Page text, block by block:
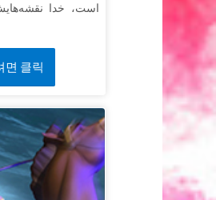
است، خدا
면 클릭